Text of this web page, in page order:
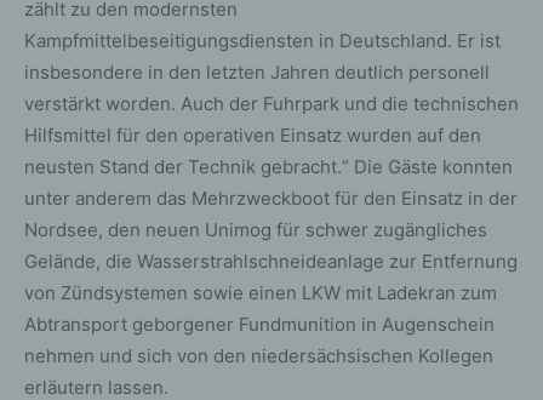
zählt zu den modernsten
Kampfmittelbeseitigungsdiensten in Deutschland. Er ist
insbesondere in den letzten Jahren deutlich personell
verstärkt worden. Auch der Fuhrpark und die technischen
Hilfsmittel für den operativen Einsatz wurden auf den
neusten Stand der Technik gebracht.“ Die Gäste konnten
unter anderem das Mehrzweckboot für den Einsatz in der
Nordsee, den neuen Unimog für schwer zugängliches
Gelände, die Wasserstrahlschneideanlage zur Entfernung
von Zündsystemen sowie einen LKW mit Ladekran zum
Abtransport geborgener Fundmunition in Augenschein
nehmen und sich von den niedersächsischen Kollegen
erläutern lassen.